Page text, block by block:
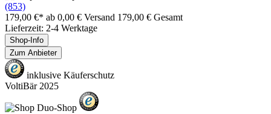
(853)
179,00 €* ab 0,00 € Versand 179,00 € Gesamt
Lieferzeit: 2-4 Werktage
Shop-Info
Zum Anbieter
inklusive Käuferschutz
VoltiBär 2025